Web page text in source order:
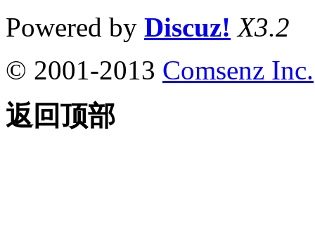
Powered by Discuz! X3.2
© 2001-2013 Comsenz Inc.
返回顶部